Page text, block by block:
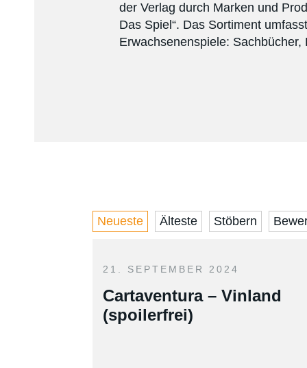
der Verlag durch Marken und
Das Spiel“. Das Sortiment
Erwachsenenspiele:
Neueste Älteste Stöbern
21. SEPTEMBER 2024
Cartaventura – Vinland
(spoilerfrei)